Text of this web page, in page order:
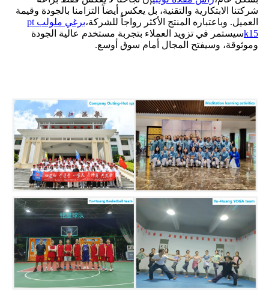
شركتنا الابتكارية والتقنية، بل يعكس أيضاً التزامنا بالجودة وقيمة
العميل. وباعتباره المنتج الأكثر رواجاً للشركة،
برغي ملولب pt
k15سيستمر في تزويد العملاء بتجربة مستخدم عالية الجودة
وموثوقة، وسيفتح المجال أمام سوق أوسع.